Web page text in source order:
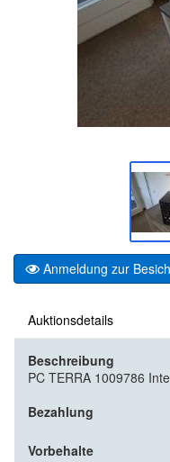
Anmeldung zur
Auktionsdetails
Beschreibung
PC TERRA 1009786
Bezahlung
Vorbehalte